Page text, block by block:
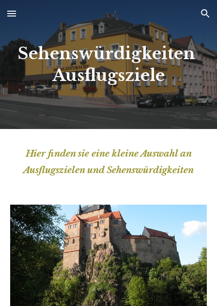
Skip to main content Skip to navigation
Sehenswürdigkeiten
Ausflugsziele
Hier finden sie eine kleine Auswahl an
Ausflugszielen und Sehenswürdigkeiten